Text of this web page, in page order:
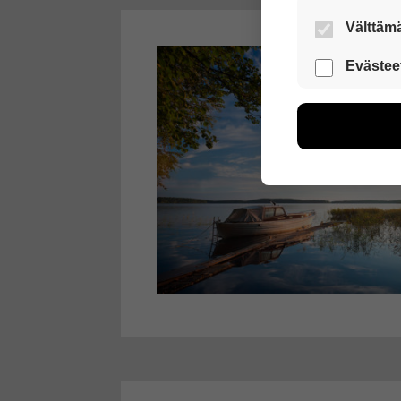
Nämä
voimme
esimerkiksi
kuitenkaan
Voit valita,